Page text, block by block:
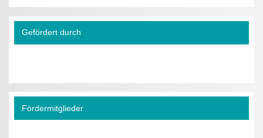
Gefördert durch
Fördermitglieder